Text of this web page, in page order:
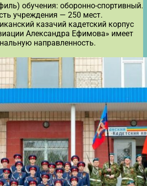
обучения: оборонно-спортивный.
учреждения — 250 мест.
казачий кадетский корпус
Александра Ефимова» имеет
направленность.